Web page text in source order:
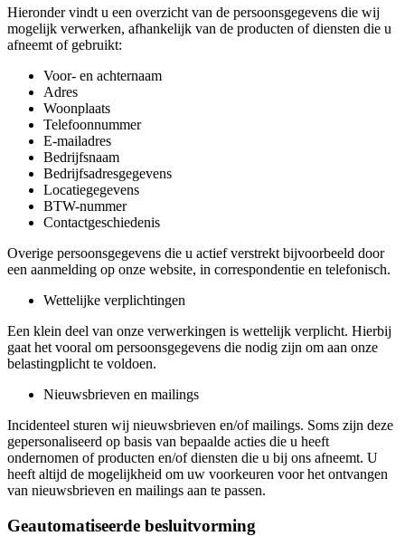
Hieronder vindt u een overzicht van de persoonsgegevens die wij
mogelijk verwerken, afhankelijk van de producten of diensten die u
afneemt of gebruikt:
Voor- en achternaam
Adres
Woonplaats
Telefoonnummer
E-mailadres
Bedrijfsnaam
Bedrijfsadresgegevens
Locatiegegevens
BTW-nummer
Contactgeschiedenis
Overige persoonsgegevens die u actief verstrekt bijvoorbeeld door
een aanmelding op onze website, in correspondentie en telefonisch.
Wettelijke verplichtingen
Een klein deel van onze verwerkingen is wettelijk verplicht. Hierbij
gaat het vooral om persoonsgegevens die nodig zijn om aan onze
belastingplicht te voldoen.
Nieuwsbrieven en mailings
Incidenteel sturen wij nieuwsbrieven en/of mailings. Soms zijn deze
gepersonaliseerd op basis van bepaalde acties die u heeft
ondernomen of producten en/of diensten die u bij ons afneemt. U
heeft altijd de mogelijkheid om uw voorkeuren voor het ontvangen
van nieuwsbrieven en mailings aan te passen.
Geautomatiseerde besluitvorming